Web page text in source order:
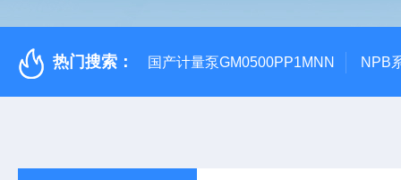
热门搜索： 国产计量泵GM0500PP1MNN NPB